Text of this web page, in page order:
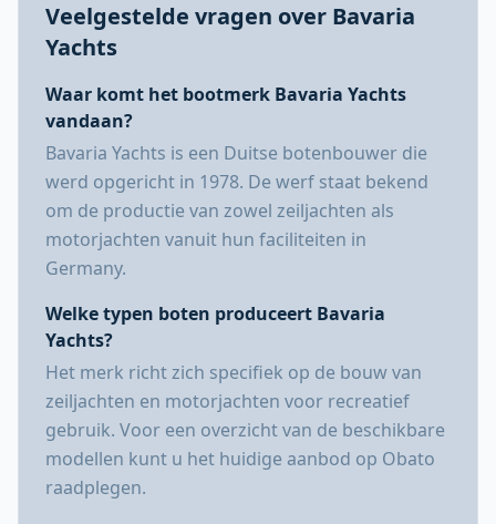
Veelgestelde vragen over Bavaria
Yachts
Waar komt het bootmerk Bavaria Yachts
vandaan?
Bavaria Yachts is een Duitse botenbouwer die
werd opgericht in 1978. De werf staat bekend
om de productie van zowel zeiljachten als
motorjachten vanuit hun faciliteiten in
Germany.
Welke typen boten produceert Bavaria
Yachts?
Het merk richt zich specifiek op de bouw van
zeiljachten en motorjachten voor recreatief
gebruik. Voor een overzicht van de beschikbare
modellen kunt u het huidige aanbod op Obato
raadplegen.